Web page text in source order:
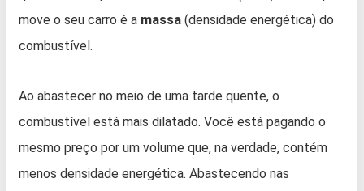
move o seu carro é a massa (densidade energética) do
combustível.
Ao abastecer no meio de uma tarde quente, o
combustível está mais dilatado. Você está pagando o
mesmo preço por um volume que, na verdade, contém
menos densidade energética. Abastecendo nas